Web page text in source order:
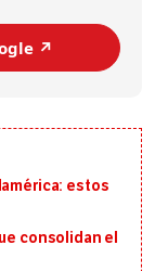
↗️
estos
consolidan el